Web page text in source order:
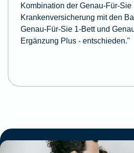
Kombination der Genau-Für-Sie
Krankenversicherung mit den
Genau-Für-Sie 1-Bett und
Ergänzung Plus - entschieden."